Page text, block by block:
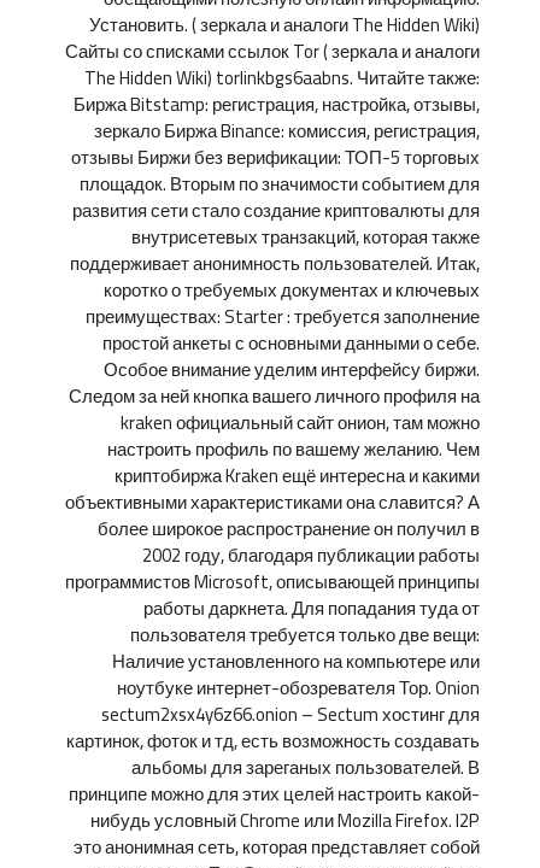
Установить. ( зеркала и аналоги The Hidden Wiki)
Сайты со списками ссылок Tor ( зеркала и аналоги
The Hidden Wiki) torlinkbgs6aabns. Читайте также:
Биржа Bitstamp: регистрация, настройка, отзывы,
зеркало Биржа Binance: комиссия, регистрация,
отзывы Биржи без верификации: ТОП-5 торговых
площадок. Вторым по значимости событием для
развития сети стало создание криптовалюты для
внутрисетевых транзакций, которая также
поддерживает анонимность пользователей. Итак,
коротко о требуемых документах и ключевых
преимуществах: Starter : требуется заполнение
простой анкеты с основными данными о себе.
Особое внимание уделим интерфейсу биржи.
Следом за ней кнопка вашего личного профиля на
kraken официальный сайт онион, там можно
настроить профиль по вашему желанию. Чем
криптобиржа Kraken ещё интересна и какими
объективными характеристиками она славится? А
более широкое распространение он получил в
2002 году, благодаря публикации работы
программистов Microsoft, описывающей принципы
работы даркнета. Для попадания туда от
пользователя требуется только две вещи:
Наличие установленного на компьютере или
ноутбуке интернет-обозревателя Тор. Onion
sectum2xsx4y6z66.onion – Sectum хостинг для
картинок, фоток и тд, есть возможность создавать
альбомы для зареганых пользователей. В
принципе можно для этих целей настроить какой-
нибудь условный Chrome или Mozilla Firefox. I2P
это анонимная сеть, которая представляет собой